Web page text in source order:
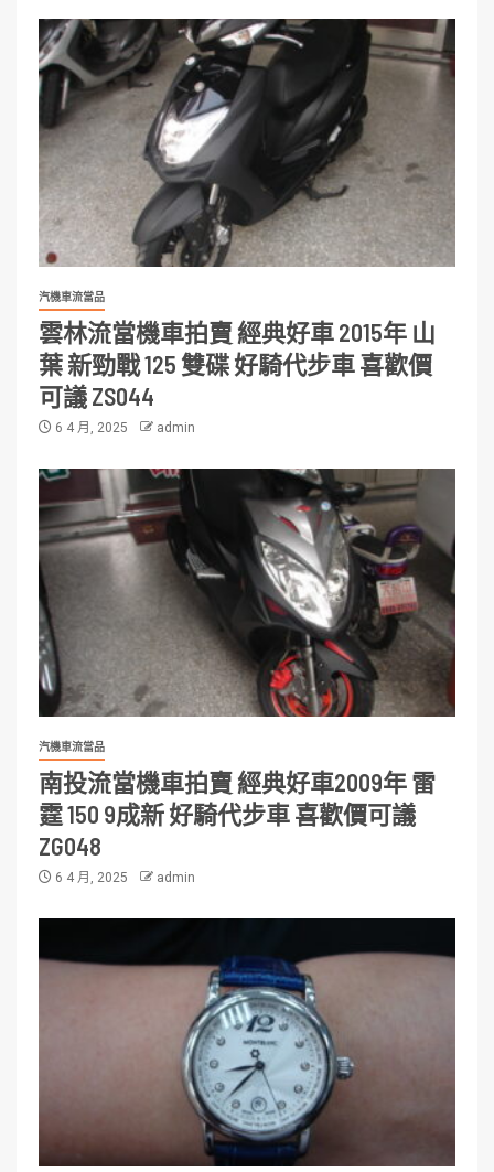
汽機車流當品
雲林流當機車拍賣 經典好車 2015年 山
葉 新勁戰 125 雙碟 好騎代步車 喜歡價
可議 ZS044
6 4 月, 2025 admin
汽機車流當品
南投流當機車拍賣 經典好車2009年 雷
霆 150 9成新 好騎代步車 喜歡價可議
ZG048
6 4 月, 2025 admin